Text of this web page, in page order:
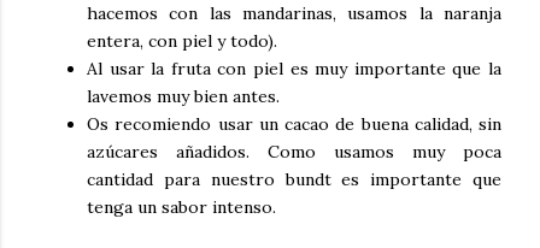
hacemos con las mandarinas, usamos la naranja
entera, con piel y todo).
Al usar la fruta con piel es muy importante que la
lavemos muy bien antes.
Os recomiendo usar un cacao de buena calidad, sin
azúcares añadidos. Como usamos muy poca
cantidad para nuestro bundt es importante que
tenga un sabor intenso.